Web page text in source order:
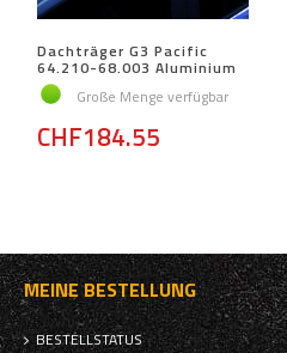
Dachträger G3 Pacific
64.210-68.003 Aluminium
Große Menge verfügbar
CHF184.55
MEINE BESTELLUNG
BESTELLSTATUS